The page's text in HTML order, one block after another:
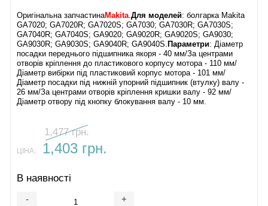
Оригінальна запчастинаMakita .Для моделей: болгарка Makita
GA7020; GA7020R; GA7020S; GA7030; GA7030R; GA7030S;
GA7040R; GA7040S; GA9020; GA9020R; GA9020S; GA9030;
GA9030R; GA9030S; GA9040R; GA9040S. Параметри: Діаметр
посадки переднього підшипника якоря - 40 мм/За центрами
отворів кріплення до пластикового корпусу мотора - 110 мм/
Діаметр вибірки під пластиковий корпус мотора - 101 мм/
Діаметр посадки під нижній упорний підшипник (втулку) валу -
26 мм/За центрами отворів кріплення кришки валу - 92 мм/
Діаметр отвору під кнопку блокування валу - 10 мм.
1,477 грн.
ЦІНА: 1,403 грн.
В наявності
- +